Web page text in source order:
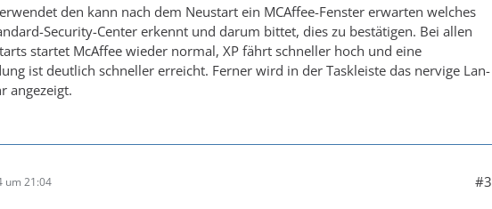
den kann nach dem Neustart ein MCAffee-Fenster erwarten welches
Security-Center erkennt und darum bittet, dies zu bestätigen. Bei allen
startet McAffee wieder normal, XP fährt schneller hoch und eine
ist deutlich schneller erreicht. Ferner wird in der Taskleiste das nervige Lan-
angezeigt.
um 21:04 #3